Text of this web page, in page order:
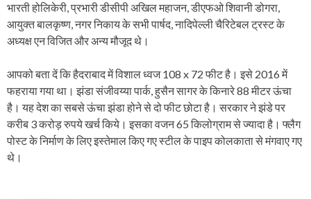
भारती होलिकेरी, प्रभारी डीसीपी अखिल महाजन, डीएफओ शिवानी डोगरा,
आयुक्त बालकृष्ण, नगर निकाय के सभी पार्षद, नादिपेल्ली चैरिटेबल ट्रस्ट के
अध्यक्ष एन विजित और अन्य मौजूद थे।
आपको बता दें कि हैदराबाद में विशाल ध्वज 108 x 72 फीट है। इसे 2016 में
फहराया गया था। झंडा संजीवय्या पार्क, हुसैन सागर के किनारे 88 मीटर ऊंचा
है। यह देश का सबसे ऊंचा झंडा होने से दो फीट छोटा है। सरकार ने झंडे पर
करीब 3 करोड़ रुपये खर्च किये। इसका वजन 65 किलोग्राम से ज्यादा है। फ्लैग
पोस्ट के निर्माण के लिए इस्तेमाल किए गए स्टील के पाइप कोलकाता से मंगवाए गए
थे।